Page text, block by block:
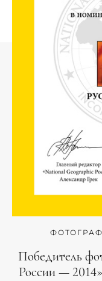
ФОТОГРАФ
Победитель
России —